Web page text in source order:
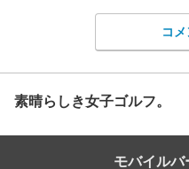
コ
素晴らしき女子ゴルフ。
モバイル